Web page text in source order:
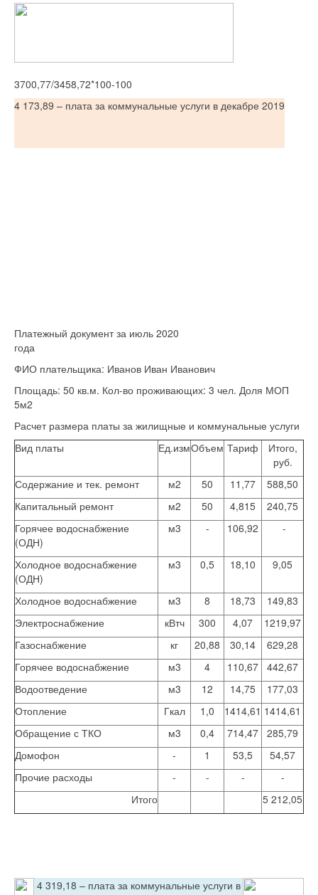
3700,77/3458,72*100-100
4 173,89 – плата за коммунальные услуги в декабре 2019
Платежный документ за июль 2020
года
ФИО плательщика: Иванов Иван Иванович
Площадь: 50 кв.м. Кол-во проживающих: 3 чел. Доля МОП
5м2
Расчет размера платы за жилищные и коммунальные услуги
Вид платы
Ед.измОбъем Тариф
Итого,
руб.
Содержание и тек. ремонт
м2 50 11,77
588,50
Капитальный ремонт
м2 50 4,815
240,75
Горячее водоснабжение
(ОДН)
м3 - 106,92 -
Холодное водоснабжение
(ОДН)
м3 0,5 18,10 9,05
Холодное водоснабжение м3 8 18,73
149,83
Электроснабжение
кВтч 300 4,07
1219,97
Газоснабжение
кг 20,88 30,14
629,28
Горячее водоснабжение
м3 4 110,67 442,67
Водоотведение
м3 12 14,75
177,03
Отопление
Гкал 1,0 1414,61 1414,61
Обращение с ТКО
м3 0,4 714,47 285,79
Домофон
- 1 53,5
54,57
Прочие расходы
- - -
-
Итого
5 212,05
4 319,18 – плата за коммунальные услуги в